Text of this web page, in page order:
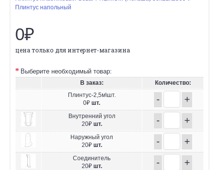
Плинтус напольный
0₽
цена только для интернет-магазина
Выберите необходимый товар:
В заказ:
Количество:
Плинтус-2,5м\шт.
0₽ шт. - +
Внутренний угол
20₽ шт. - +
Наружный угол
20₽ шт. - +
Соединитель
20₽ шт. - +